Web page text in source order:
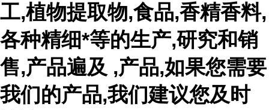
工,植物提取物,食品,香精香料,
各种精细*等的生产,研究和销
售,产品遍及 ,产品,如果您需要
我们的产品,我们建议您及时